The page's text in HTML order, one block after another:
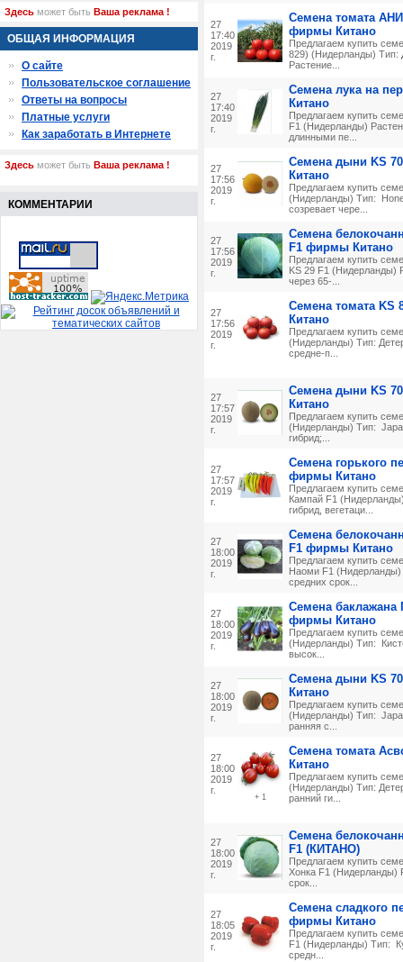
27
17:40
2019
г.
Семена томата
фирмы Китано
Предлагаем купить
829) (Нидерланды) Тип:
Растение...
27
17:40
2019
г.
Семена лука на
Китано
Предлагаем купить
F1 (Нидерланды)
длинными пе...
27
17:56
2019
г.
Семена дыни KS
Китано
Предлагаем купить
(Нидерланды) Тип:
созревает чере...
27
17:56
2019
г.
Семена
F1 фирмы Китано
Предлагаем купить
KS 29 F1 (Нидерланды)
через 65-...
27
17:56
2019
г.
Семена томата KS
Китано
Предлагаем купить
(Нидерланды) Тип:
средне-п...
27
17:57
2019
г.
Семена дыни KS
Китано
Предлагаем купить
(Нидерланды) Тип:
гибрид;...
27
17:57
2019
г.
Семена горького
фирмы Китано
Предлагаем купить
Кампай F1
гибрид, вегетаци...
27
18:00
2019
г.
Семена
F1 фирмы Китано
Предлагаем купить
Наоми F1 (Нидерланды)
средних срок...
27
18:00
2019
г.
Семена баклажана
фирмы Китано
Предлагаем купить
(Нидерланды) Тип:
высок...
27
18:00
2019
г.
Семена дыни KS
Китано
Предлагаем купить
(Нидерланды) Тип:
ранняя с...
27
18:00
2019
г.
+ 1
Семена томата
Китано
Предлагаем купить
(Нидерланды) Тип:
ранний ги...
27
18:00
2019
г.
Семена
F1 (КИТАНО)
Предлагаем купить
Хонка F1 (Нидерланды)
срок...
27
18:05
2019
г.
Семена сладкого
фирмы Китано
Предлагаем купить
F1 (Нидерланды) Тип:
средн...
Здесь может быть Ваша реклама !
ОБЩАЯ ИНФОРМАЦИЯ
О сайте
Пользовательское соглашение
Ответы на вопросы
Платные услуги
Как заработать в Интернете
Здесь может быть Ваша реклама !
КОММЕНТАРИИ